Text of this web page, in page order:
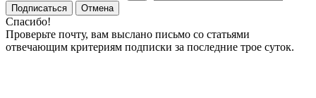
Подписаться
Отмена
Спасибо!
Проверьте почту, вам выслано письмо со статьями
отвечающим критериям подписки за последние трое суток.